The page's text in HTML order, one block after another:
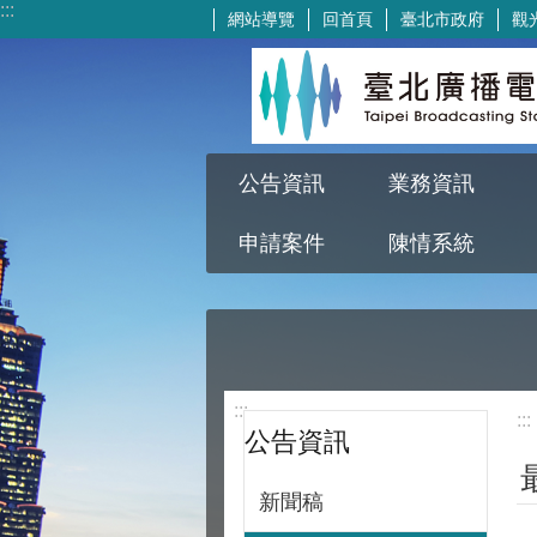
跳到主要內容區塊
::: 網站導覽 回首頁 臺北市政府 觀
公告資訊 業務資訊
申請案件 陳情系統
:::
公告資訊
新聞稿
:::